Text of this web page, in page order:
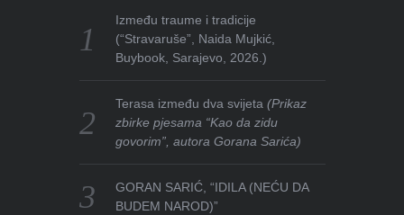
Između traume i tradicije
(“Stravaruše”, Naida Mujkić,
Buybook, Sarajevo, 2026.)
Terasa između dva svijeta(Prikaz
zbirke pjesama “Kao da zidu
govorim”, autora Gorana Sarića)
GORAN SARIĆ, “IDILA (NEĆU DA
BUDEM NAROD)”